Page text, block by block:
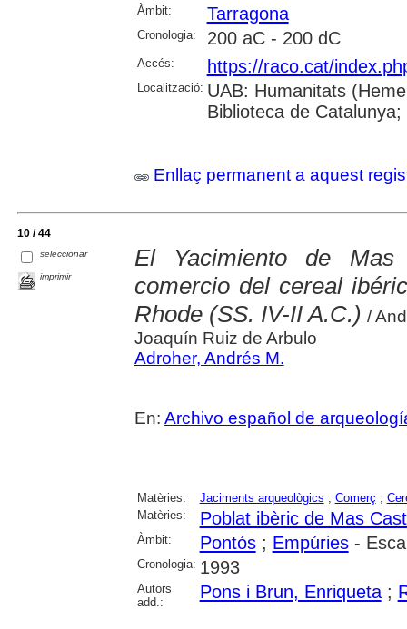
Àmbit: Tarragona
Cronologia: 200 aC - 200 dC
Accés: https://raco.cat/
Localització: UAB: Humanitats
Biblioteca de
Enllaç permanent a aquest
10 / 44
seleccionar
imprimir
El Yacimiento de
comercio del cereal
Rhode (SS. IV-II A.C.) /
Joaquín Ruiz de Arbulo
Adroher, Andrés M.
En: Archivo español de
Matèries: Jaciments arqueològics ; Comerç ;
Matèries:
Poblat ibèric de Mas
Àmbit: Pontós; Empúries-
Cronologia: 1993
Autors
add.:
Pons i Brun, Enriqueta;